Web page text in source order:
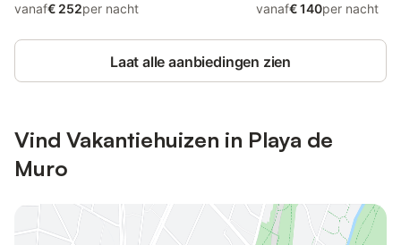
vanaf€ 252per nacht vanaf€ 140per nacht
Laat alle aanbiedingen zien
Vind Vakantiehuizen in Playa de
Muro